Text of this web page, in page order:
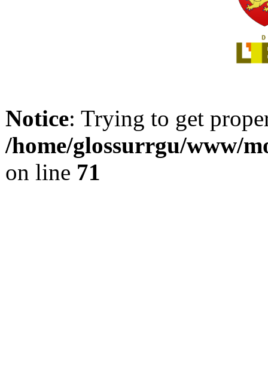
Notice: Trying to get
/home/glossurrgu/www/
on line 71